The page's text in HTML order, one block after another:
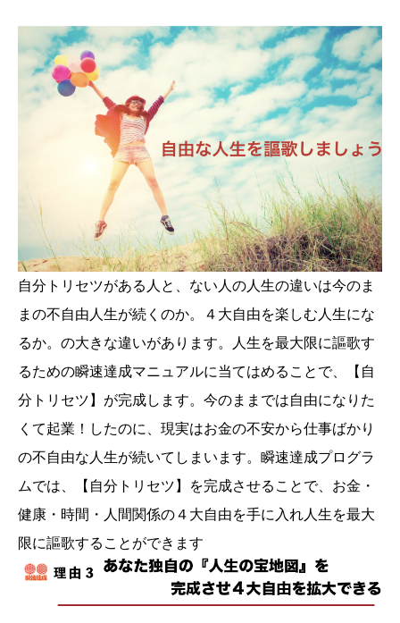
自分トリセツがある人と、ない人の人生の違いは今のま
まの不自由人生が続くのか。４大自由を楽しむ人生にな
るか。の大きな違いがあります。人生を最大限に謳歌す
るための瞬速達成マニュアルに当てはめることで、【自
分トリセツ】が完成します。今のままでは自由になりた
くて起業！したのに、現実はお金の不安から仕事ばかり
の不自由な人生が続いてしまいます。瞬速達成プログラ
ムでは、【自分トリセツ】を完成させることで、お金・
健康・時間・人間関係の４大自由を手に入れ人生を最大
限に謳歌することができます